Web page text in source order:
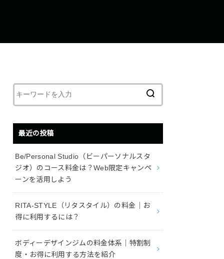
最近の投稿
Be/Personal Studio（ビーパーソナルスタ
ジオ）のコース料金は？Web限定キャンペ
ーンを活用しよう
RITA-STYLE（リタスタイル）の料金｜お
得に利用するには？
ボディーデザインジムの料金体系｜特割制
度・お得に利用する方法を紹介